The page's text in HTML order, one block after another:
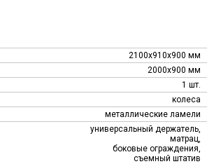
2100х910х900 мм
2000х900 мм
1 шт.
колеса
металлические ламели
универсальный держатель,
матрац,
боковые ограждения,
съемный штатив